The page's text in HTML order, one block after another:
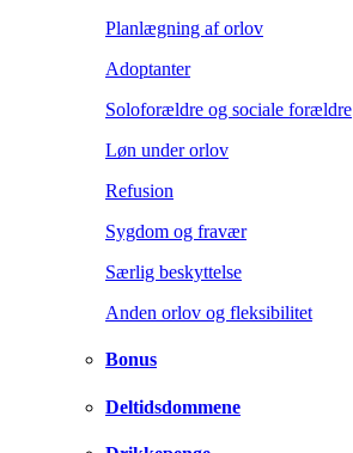
Planlægning af orlov
Adoptanter
Soloforældre og sociale forældre
Løn under orlov
Refusion
Sygdom og fravær
Særlig beskyttelse
Anden orlov og fleksibilitet
Bonus
Deltidsdommene